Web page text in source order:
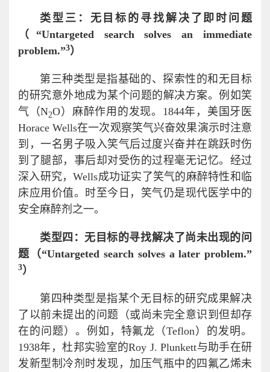
类型三：无目标的寻找解决了即时问题
（“Untargeted search solves an immediate
problem.”3）
第三种类型是指基础的、探索性的和无目标
的研究意外地成为某个问题的解决方案。例如笑
气（N2O）麻醉作用的发现。1844年，美国牙医
Horace Wells在一次观察笑气兴奋效果演示时注意
到，一名男子吸入笑气后过度兴奋并在跳跃时伤
到了腿部，事后却对受伤的过程毫无记忆。经过
深入研究，Wells成功证实了笑气的麻醉特性和临
床应用价值。时至今日，笑气仍是现代医学中的
安全麻醉剂之一。
类型四：无目标的寻找解决了尚未出现的问
题（“Untargeted search solves a later problem.”
3）
第四种类型是指某个无目标的研究成果解决
了以前未提出的问题（或尚未完全意识到但却存
在的问题）。例如，特氟龙（Teflon）的发明。
1938年，杜邦实验室的Roy J. Plunkett与助手在研
发新型制冷剂时发现，加压气瓶中的四氟乙烯未